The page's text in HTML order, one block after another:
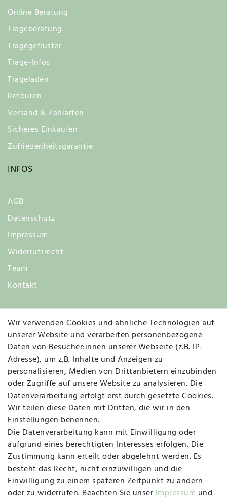
Online Beratung
Trageberatung
Tragegeflüster
Trage-Infos
Trageladen
Retouren
Versand & Zahlarten
Sicheres Einkaufen
Zufriedenheitsgarantie
INFOS
AGB
Datenschutz
Impressum
Widerrufsrecht
Team
Kontakt
Widerruf
Vertrag widerrufen Kontakt
MAPALI VOR ORT
Herzogstraße 10
47533 Kleve
Montag, Dienstag, Donnerstag, Freitag
09:00 Uhr bis 13:00 Uhr
Wir verwenden Cookies und ähnliche Technologien auf
unserer Website und verarbeiten personenbezogene
Daten von Besucher:innen unserer Webseite (z.B. IP-
Adresse), um z.B. Inhalte und Anzeigen zu
personalisieren, Medien von Drittanbietern einzubinden
oder Zugriffe auf unsere Website zu analysieren. Die
Datenverarbeitung erfolgt erst durch gesetzte Cookies.
Wir teilen diese Daten mit Dritten, die wir in den
Einstellungen benennen.
Die Datenverarbeitung kann mit Einwilligung oder
aufgrund eines berechtigten Interesses erfolgen. Die
Zustimmung kann erteilt oder abgelehnt werden. Es
besteht das Recht, nicht einzuwilligen und die
Einwilligung zu einem späteren Zeitpunkt zu ändern
oder zu widerrufen. Beachten Sie unser Impressum und